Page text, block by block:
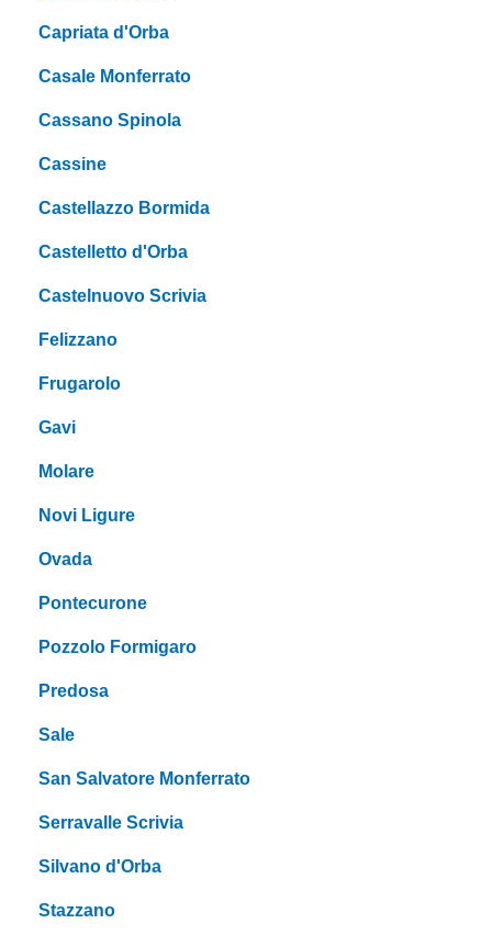
Capriata d'Orba
Casale Monferrato
Cassano Spinola
Cassine
Castellazzo Bormida
Castelletto d'Orba
Castelnuovo Scrivia
Felizzano
Frugarolo
Gavi
Molare
Novi Ligure
Ovada
Pontecurone
Pozzolo Formigaro
Predosa
Sale
San Salvatore Monferrato
Serravalle Scrivia
Silvano d'Orba
Stazzano